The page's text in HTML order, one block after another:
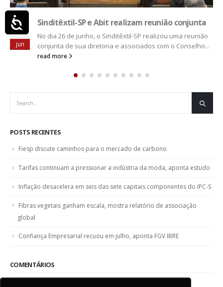
Acessibilidade
reunião conjunta
SP realizou uma reunião
com o Conselho...
facilitar crédito às
Direto S.A, empresa criada
Fibras vegetais ganham escala, mostra relatório de associação